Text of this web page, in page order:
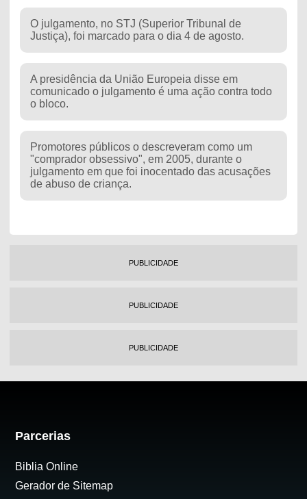
O julgamento, no STJ (Superior Tribunal de
Justiça), foi marcado para o dia 4 de agosto.
A presidência da União Europeia disse em
comunicado o julgamento é uma ação contra todo
o bloco.
Promotores públicos o descreveram como um
"comprador obsessivo", em 2005, durante o
julgamento em que foi inocentado das acusações
de abuso de criança.
PUBLICIDADE
PUBLICIDADE
PUBLICIDADE
Parcerias
Biblia Online
Gerador de Sitemap